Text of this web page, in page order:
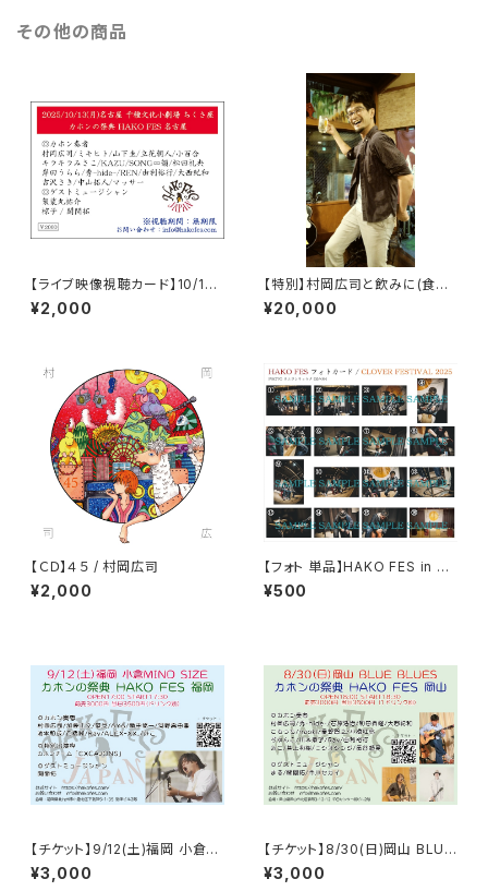
その他の商品
【ライブ映像視聴カード】10/13
HAKO FES 名古屋 2025
¥2,000
【特別】村岡広司と飲みに(食事
に)行く権利 / 一都三県
¥20,000
【ＣＤ】４５ / 村岡広司
¥2,000
【フォト 単品】HAKO FES in CL
OVER FESTIVAL 2025 ※備
考欄に購入希望の写真番号を
¥500
【チケット】9/12(土)福岡 小倉MI
ND SIZE / HAKO FES 福岡 2
026
¥3,000
【チケット】8/30(日)岡山 BLUE
BLUES / HAKO FES 岡山 20
26
¥3,000